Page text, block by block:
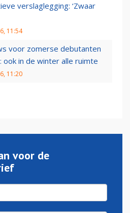
verslaglegging: ‘Zwaar
11:54
voor zomerse debutanten
ook in de winter alle ruimte
11:20
voor de